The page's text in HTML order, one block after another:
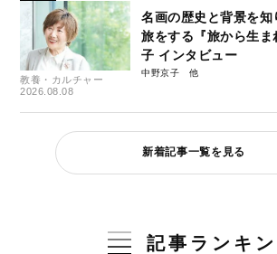
教養・カルチャー
2026.08.08
名画の歴史と背景を知
旅をする『旅から生
子 インタビュー
中野京子
新着記事一覧を見る
記事ランキ